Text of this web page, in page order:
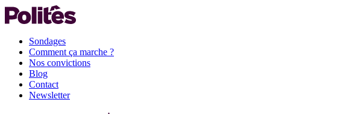
Sondages
Comment ça marche ?
Nos convictions
Blog
Contact
Newsletter